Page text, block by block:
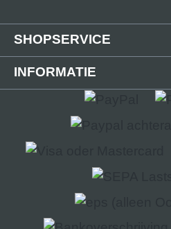
SHOPSERVICE
INFORMATIE